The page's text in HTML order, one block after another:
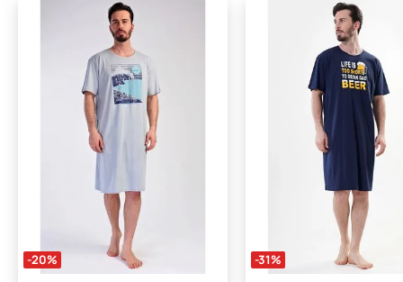
-20% -31%